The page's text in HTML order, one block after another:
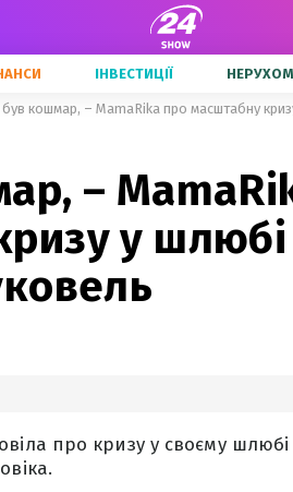
ІНВЕСТИЦІЇ
кошмар, – MamaRika про масштабну
–
у
про кризу у своєму шлюбі